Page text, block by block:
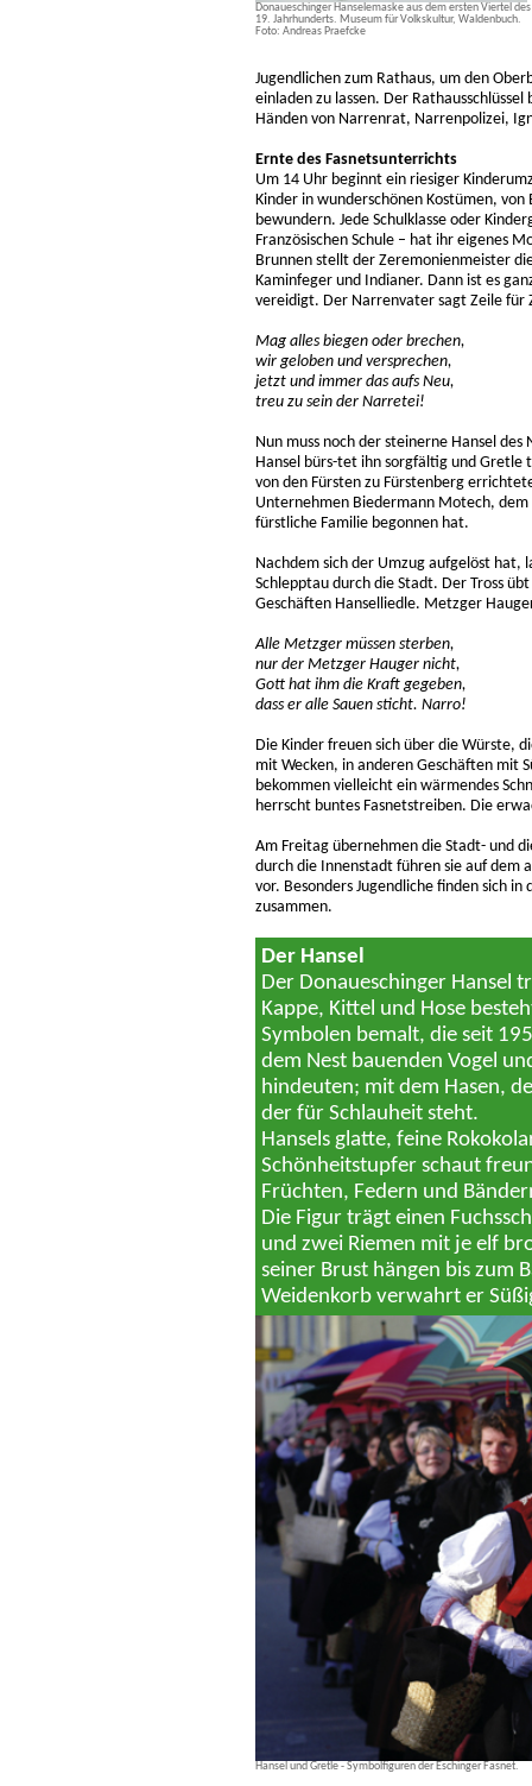
Donaueschinger Hanselemaske aus dem ersten Viertel des
19. Jahrhunderts. Museum für Volkskultur, Waldenbuch.
Foto: Andreas Praefcke
Jugendlichen zum Rathaus, um den
einladen zu lassen. Der
Händen von Narrenrat, Narrenpolizei,
Ernte des Fasnetsunterrichts
Um 14 Uhr beginnt ein riesiger
Kinder in wunderschönen Kostümen,
bewundern. Jede Schulklasse oder
Französischen Schule – hat ihr eigenes
Brunnen stellt der Zeremonienmeister
Kaminfeger und Indianer. Dann ist es
vereidigt. Der Narrenvater sagt Zeile für
Mag alles biegen oder brechen,
wir geloben und versprechen,
jetzt und immer das aufs Neu,
treu zu sein der Narretei!
Nun muss noch der steinerne Hansel
Hansel bürs-tet ihn sorgfältig und Gretle
von den Fürsten zu Fürstenberg
Unternehmen Biedermann Motech,
fürstliche Familie begonnen hat.
Nachdem sich der Umzug aufgelöst hat,
Schlepptau durch die Stadt. Der Tross
Geschäften Hanselliedle. Metzger
Alle Metzger müssen sterben,
nur der Metzger Hauger nicht,
Gott hat ihm die Kraft gegeben,
dass er alle Sauen sticht. Narro!
Die Kinder freuen sich über die Würste,
mit Wecken, in anderen Geschäften mit
bekommen vielleicht ein wärmendes
herrscht buntes Fasnetstreiben. Die
Am Freitag übernehmen die Stadt- und
durch die Innenstadt führen sie auf dem
vor. Besonders Jugendliche finden sich
zusammen.
Der Hansel
Der Donaueschinger Hansel
Kappe, Kittel und Hose
Symbolen bemalt, die seit
dem Nest bauenden Vogel
hindeuten; mit dem Hasen,
der für Schlauheit steht.
Hansels glatte, feine
Schönheitstupfer schaut
Früchten, Federn und
Die Figur trägt einen
und zwei Riemen mit je elf
seiner Brust hängen bis zum
Weidenkorb verwahrt er
Hansel und Gretle - Symbolfiguren der Eschinger Fasnet.